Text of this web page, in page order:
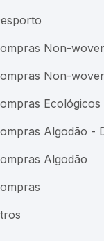
Non-
Non-
Ecológicos
Algodão -
Algodão